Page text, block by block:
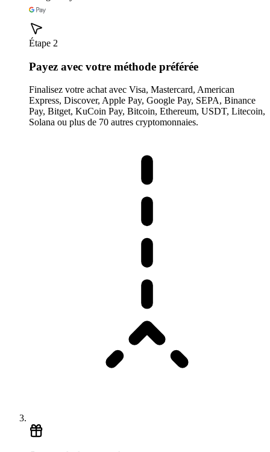
Étape 2
Payez avec votre méthode préférée
Finalisez votre achat avec Visa, Mastercard, American
Express, Discover, Apple Pay, Google Pay, SEPA, Binance
Pay, Bitget, KuCoin Pay, Bitcoin, Ethereum, USDT, Litecoin,
Solana ou plus de 70 autres cryptomonnaies.